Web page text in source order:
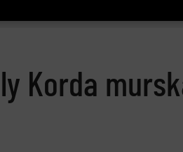
Korda